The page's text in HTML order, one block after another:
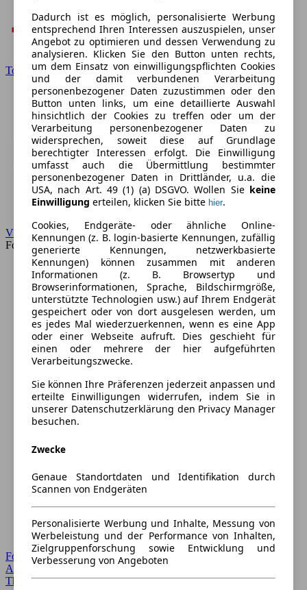
Dadurch ist es möglich, personalisierte Werbung
entsprechend Ihren Interessen auszuspielen, unser
Angebot zu optimieren und dessen Verwendung zu
analysieren. Klicken Sie den Button unten rechts,
um dem Einsatz von einwilligungspflichten Cookies
und der damit verbundenen Verarbeitung
personenbezogener Daten zuzustimmen oder den
Button unten links, um eine detaillierte Auswahl
hinsichtlich der Cookies zu treffen oder um der
Verarbeitung personenbezogener Daten zu
widersprechen, soweit diese auf Grundlage
berechtigter Interessen erfolgt. Die Einwilligung
umfasst auch die Übermittlung bestimmter
personenbezogener Daten in Drittländer, u.a. die
USA, nach Art. 49 (1) (a) DSGVO. Wollen Sie keine
Einwilligung erteilen, klicken Sie bitte hier.
Cookies, Endgeräte- oder ähnliche Online-
Kennungen (z. B. login-basierte Kennungen, zufällig
generierte Kennungen, netzwerkbasierte
Kennungen) können zusammen mit anderen
Informationen (z. B. Browsertyp und
Browserinformationen, Sprache, Bildschirmgröße,
unterstützte Technologien usw.) auf Ihrem Endgerät
gespeichert oder von dort ausgelesen werden, um
es jedes Mal wiederzuerkennen, wenn es eine App
oder einer Webseite aufruft. Dies geschieht für
einen oder mehrere der hier aufgeführten
Verarbeitungszwecke.
Sie können Ihre Präferenzen jederzeit anpassen und
erteilte Einwilligungen widerrufen, indem Sie in
unserer Datenschutzerklärung den Privacy Manager
besuchen.
Zwecke
Genaue Standortdaten und Identifikation durch
Scannen von Endgeräten
Personalisierte Werbung und Inhalte, Messung von
Werbeleistung und der Performance von Inhalten,
Zielgruppenforschung sowie Entwicklung und
Verbesserung von Angeboten
Toyota
VW
Forum
Forum Startseite
Alle Auto-Foren
Themen-Forum